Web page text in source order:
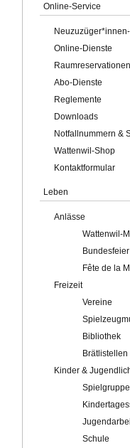
Online-Service
Online-Dienste
Raumreservationen
Abo-Dienste
Reglemente
Downloads
Notfallnummern &
Wattenwil-Shop
Kontaktformular
Leben
Anlässe
Wattenwil-
Bundesfeier
Fête de la
Freizeit
Vereine
Bibliothek
Brätlistellen
Kinder &
Spielgruppe
Schule